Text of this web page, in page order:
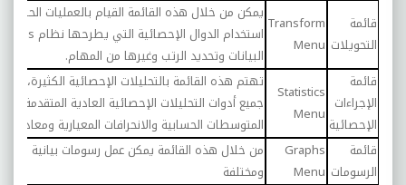
قائمة
التحويلات
Transform
Menu
يمكن من خلال هذه القائمة القيام بالعمليات
استخدام الدوال الإحصائية التي يطرحها نظام spss
البيانات وتحديد الرتب وغيرها من المهام.
قائمة
الإجراءات
الإحصائية
Statistics
Menu
تهتم هذه القائمة بالتحليلات الإحصائية الكثيرة،
جميع أدوات التحليلات الإحصائية العادية المتقدمة
المتوسطات الحسابية والانحرافات المعيارية ومعادلات
قائمة
الرسومات
Graphs
Menu
من خلال هذه القائمة يمكن عمل رسومات بيانية
ومختلفة